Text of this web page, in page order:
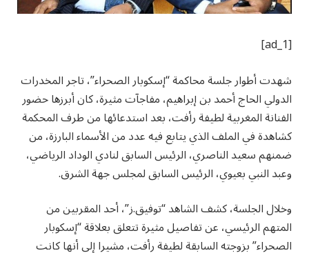
[ad_1]
شهدت أطوار جلسة محاكمة “إسكوبار الصحراء”، تاجر المخدرات
الدولي الحاج أحمد بن إبراهيم، مفاجآت مثيرة، كان أبرزها حضور
الفنانة المغربية لطيفة رأفت، بعد استدعائها من طرف المحكمة
كشاهدة في الملف الذي يتابع فيه عدد من الأسماء البارزة، من
ضمنهم سعيد الناصري، الرئيس السابق لنادي الوداد الرياضي،
وعبد النبي بعيوي، الرئيس السابق لمجلس جهة الشرق.
وخلال الجلسة، كشف الشاهد “توفيق.ز”، أحد المقربين من
المتهم الرئيسي، عن تفاصيل مثيرة تتعلق بعلاقة “إسكوبار
الصحراء” بزوجته السابقة لطيفة رأفت، مشيرا إلى أنها كانت